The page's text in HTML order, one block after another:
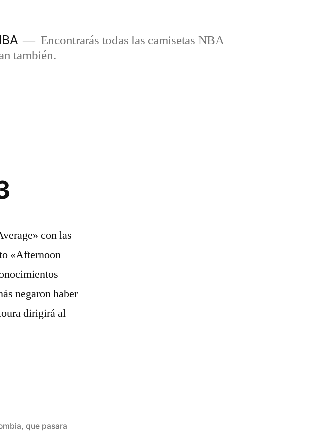
Encontrarás todas las camisetas NBA
también.
con las
«Afternoon
negaron haber
dirigirá al
,que pasara